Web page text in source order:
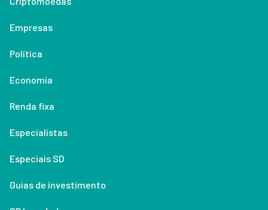
Empresas
Política
Economia
Renda fixa
Especialistas
Especiais SD
Guias de investimento